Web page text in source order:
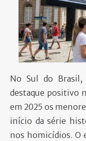
No Sul do Brasil,
destaque positivo
em 2025 os
início da série
nos homicídios. O